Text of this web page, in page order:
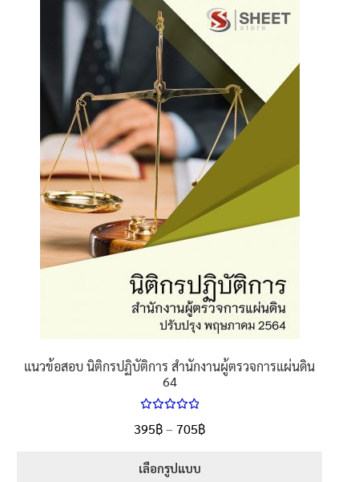
ข่าวเปิดสอบงานราชการ
นโยบายคืนสินค้าและการจัดส่ง​
คำถามที่พบบ่อย
แนวข้อสอบ นิติกรปฏิบัติการ สำนักงานผู้ตรวจการแผ่นดิน
64
5.00
ตั้งแต่
395฿– 705฿Price
เลือกรูปแบบ